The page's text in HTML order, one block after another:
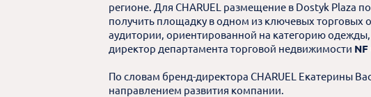
регионе. Для CHARUEL размещение в Dostyk Plaza
получить площадку в одном из ключевых торговых
аудитории, ориентированной на категорию
директор департамента торговой недвижимости
По словам бренд-директора CHARUEL Екатерины
направлением развития компании.